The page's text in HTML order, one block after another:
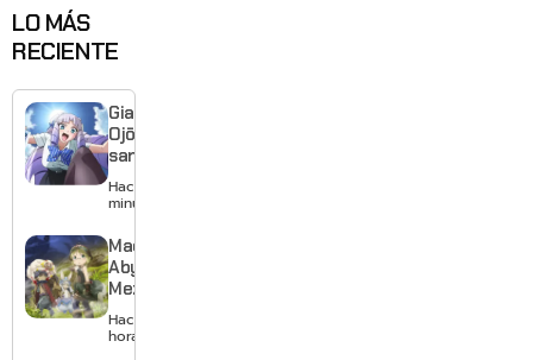
LO MÁS
RECIENTE
Giant
Ojō-
sama
revela
visual y
estreno
para
enero de
Hace 7
minutos
Made in
Abyss:
Mezameru
Shinpi
revela
Hace 2
horas